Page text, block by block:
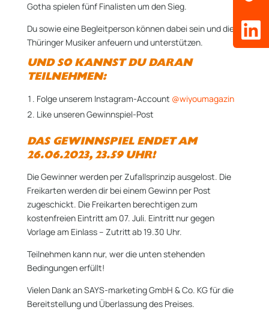
Gotha spielen fünf Finalisten um den Sieg.
Du sowie eine Begleitperson können dabei sein und die
Thüringer Musiker anfeuern und unterstützen.
UND SO KANNST DU DARAN
TEILNEHMEN:
Folge unserem Instagram-Account @wiyoumagazin
Like unseren Gewinnspiel-Post
DAS GEWINNSPIEL ENDET AM
26.06.2023, 23.59 UHR!
Die Gewinner werden per Zufallsprinzip ausgelost. Die
Freikarten werden dir bei einem Gewinn per Post
zugeschickt. Die Freikarten berechtigen zum
kostenfreien Eintritt am 07. Juli. Eintritt nur gegen
Vorlage am Einlass – Zutritt ab 19.30 Uhr.
Teilnehmen kann nur, wer die unten stehenden
Bedingungen erfüllt!
Vielen Dank an SAYS-marketing GmbH & Co. KG für die
Bereitstellung und Überlassung des Preises.